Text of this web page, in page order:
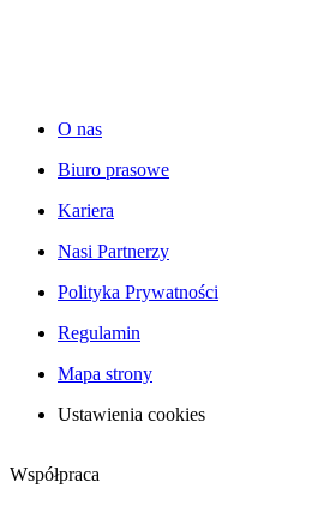
O nas
Biuro prasowe
Kariera
Nasi Partnerzy
Polityka Prywatności
Regulamin
Mapa strony
Ustawienia cookies
Współpraca